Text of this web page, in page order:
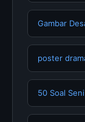
Gambar
poster
50 Soal